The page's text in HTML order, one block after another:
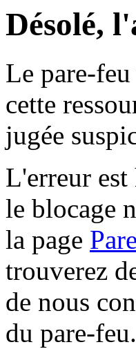
Désolé,
Le pare-
cette
jugée
L'erreur est
le blocage
la page
trouverez
de nous
du pare-feu.